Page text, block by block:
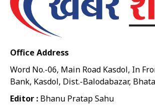
Office Address
Word No.-06, Main Road Kasdol, In
Bank, Kasdol, Dist.-Balodabazar,
Editor : Bhanu Pratap Sahu